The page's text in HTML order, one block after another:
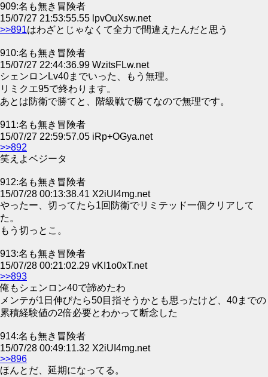
909:名も無き冒険者
15/07/27 21:53:55.55 lpvOuXsw.net
>>891はわざとじゃなくて全力で間違えたんだと思う
910:名も無き冒険者
15/07/27 22:44:36.99 WzitsFLw.net
シェンロンLv40までいった、もう無理。
リミクエ95で終わります。
あとは防衛で勝てと、階級戦で勝てなので無理です。
911:名も無き冒険者
15/07/27 22:59:57.05 iRp+OGya.net
>>892
笑えよベジータ
912:名も無き冒険者
15/07/28 00:13:38.41 X2iUI4mg.net
やったー、切ってたら1回防衛でリミテッド一個クリアして
た。
もう切っとこ。
913:名も無き冒険者
15/07/28 00:21:02.29 vKI1o0xT.net
>>893
俺もシェンロン40で諦めたわ
メンテが1日伸びたら50目指そうかとも思ったけど、40までの
累積経験値の2倍必要とわかって断念した
914:名も無き冒険者
15/07/28 00:49:11.32 X2iUI4mg.net
>>896
ほんとだ、延期になってる。